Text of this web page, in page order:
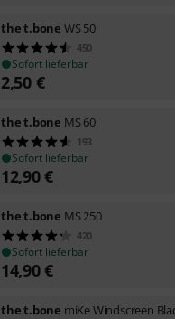
the t.bone WS 50
450
Sofort lieferbar
2,50 €
the t.bone MS 60
193
Sofort lieferbar
12,90€
the t.bone MS 250
420
Sofort lieferbar
14,90€
the t.bone miKe Windscreen